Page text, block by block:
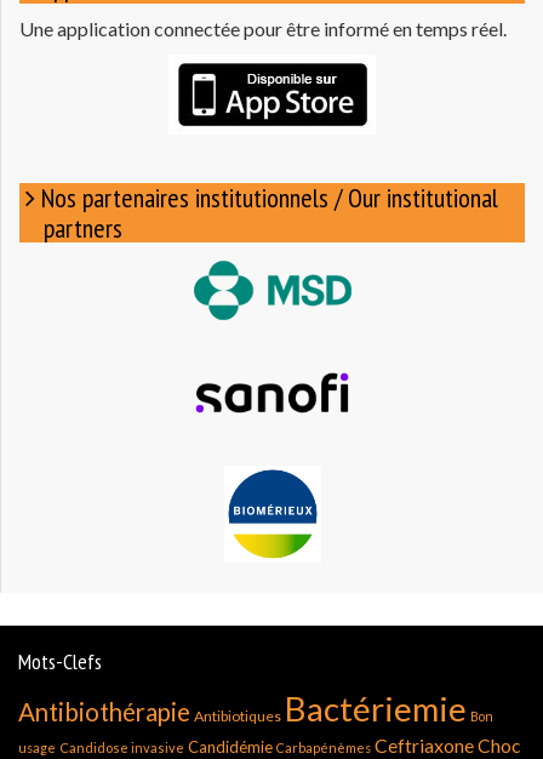
Une application connectée pour être informé en temps réel.
Nos partenaires institutionnels / Our institutional
partners
Mots-Clefs
Antibiothérapie Antibiotiques Bactériemie Bon
usage Candidose invasive Candidémie Carbapénèmes CeftriaxoneChoc